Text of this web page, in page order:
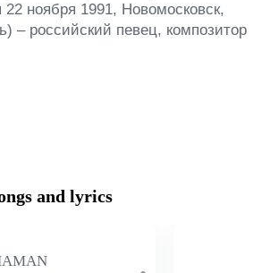
ноября 1991, Новомосковск,
– российский певец, композитор
and lyrics